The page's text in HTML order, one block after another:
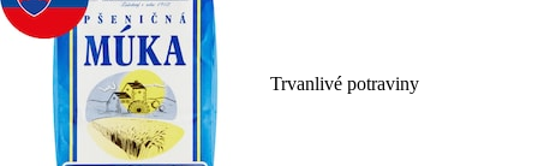
Trvanlivé potraviny